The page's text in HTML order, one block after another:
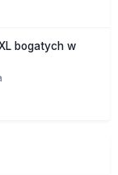
bogatych w